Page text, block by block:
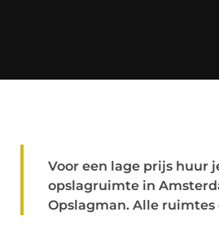
Voor een lage prijs huur
opslagruimte in
Opslagman. Alle ruimtes